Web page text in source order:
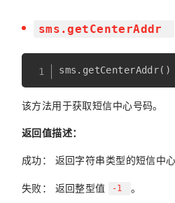
sms.getCenterAddr
sms . getCenterAddr( )
该方法用于获取短信中心号码。
返回值描述：
成功： 返回字符串类型的短信中心
失败： 返回整型值
-1 。